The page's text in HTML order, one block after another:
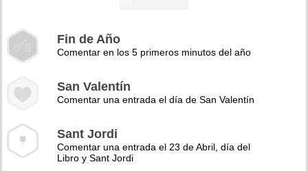
Fin de Año
Comentar en los 5 primeros minutos del año
San Valentín
Comentar una entrada el día de San Valentín
Sant Jordi
Comentar una entrada el 23 de Abril, día del
Libro y Sant Jordi